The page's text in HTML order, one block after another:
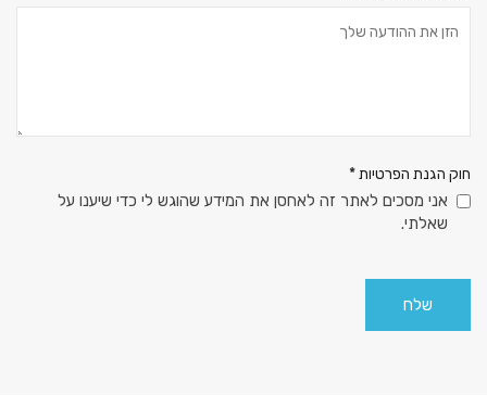
חוק הגנת הפרטיות*
אני מסכים לאתר זה לאחסן את המידע שהוגש לי כדי שיענו על
שאלתי.